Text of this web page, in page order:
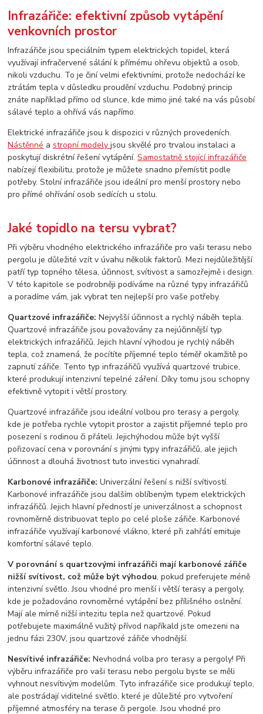
Infrazářiče: efektivní způsob vytápění
venkovních prostor
Infrazářiče jsou speciálním typem elektrických topidel, která
využívají infračervené sálání k přímému ohřevu objektů a osob,
nikoli vzduchu. To je činí velmi efektivními, protože nedochází ke
ztrátám tepla v důsledku proudění vzduchu. Podobný princip
znáte například přímo od slunce, kde mimo jiné také na vás působí
sálavé teplo a ohřívá vás napřímo.
Elektrické infrazářiče jsou k dispozici v různých provedeních.
Nástěnné a stropní modelyjsou skvělé pro trvalou instalaci a
poskytují diskrétní řešení vytápění.Samostatně stojící infrazářiče
nabízejí flexibilitu, protože je můžete snadno přemístit podle
potřeby. Stolní infrazářiče jsou ideální pro menší prostory nebo
pro přímé ohřívání osob sedících u stolu.
Jaké topidlo na tersu vybrat?
Při výběru vhodného elektrického infrazářiče pro vaši terasu nebo
pergolu je důležité vzít v úvahu několik faktorů. Mezi nejdůležitější
patří typ topného tělesa, účinnost, svítivost a samozřejmě i design.
V této kapitole se podrobněji podíváme na různé typy infrazářičů
a poradíme vám, jak vybrat ten nejlepší pro vaše potřeby.
Quartzové infrazářiče:Nejvyšší účinnost a rychlý náběh tepla.
Quartzové infrazářiče jsou považovány za nejúčinnější typ
elektrických infrazářičů. Jejich hlavní výhodou je rychlý náběh
tepla, což znamená, že pocítíte příjemné teplo téměř okamžitě po
zapnutí zářiče. Tento typ infrazářičů využívá quartzové trubice,
které produkují intenzivní tepelné záření. Díky tomu jsou schopny
efektivně vytopit i větší prostory.
Quartzové infrazářiče jsou ideální volbou pro terasy a pergoly,
kde je potřeba rychle vytopit prostor a zajistit příjemné teplo pro
posezení s rodinou či přáteli. Jejichýhodou může být vyšší
pořizovací cena v porovnání s jinými typy infrazářičů, ale jejich
účinnost a dlouhá životnost tuto investici vynahradí.
Karbonové infrazářiče:Univerzální řešení s nižší svítivostí.
Karbonové infrazářiče jsou dalším oblíbeným typem elektrických
infrazářičů. Jejich hlavní předností je univerzálnost a schopnost
rovnoměrně distribuovat teplo po celé ploše zářiče. Karbonové
infrazářiče využívají karbonové vlákno, které při zahřátí emituje
komfortní sálavé teplo.
V porovnání s quartzovými infrazářiči mají karbonové zářiče
nižší svítivost, což může být výhodou, pokud preferujete méně
intenzivní světlo. Jsou vhodné pro menší i větší terasy a pergoly,
kde je požadováno rovnoměrné vytápění bez přílišného oslnění.
Mají ale mírně nižší intezitu tepla než quartzové. Pokud
potřebujete maximálně vužitý přívod napříkald jste omezeni na
jednu fázi 230V, jsou quartzové zářiče vhodnější.
Nesvítivé infrazářiče:Nevhodná volba pro terasy a pergoly! Při
výběru infrazářiče pro vaši terasu nebo pergolu byste se měli
vyhnout nesvítivým modelům. Tyto infrazářiče sice produkují teplo,
ale postrádají viditelné světlo, které je důležité pro vytvoření
příjemné atmosféry na terase či pergole. Jsou vhodné pro